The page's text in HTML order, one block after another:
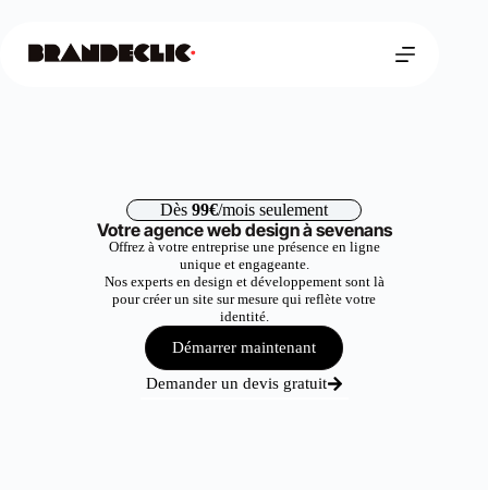
Dès 99€/mois seulement
Votre agence web design à sevenans
Offrez à votre entreprise une présence en ligne
unique et engageante.
Nos experts en design et développement sont là
pour créer un site sur mesure qui reflète votre
identité.
Démarrer maintenant
Demander un devis gratuit